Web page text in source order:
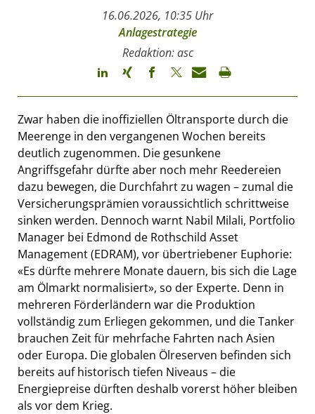
16.06.2026, 10:35 Uhr
Anlagestrategie
Redaktion: asc
Zwar haben die inoffiziellen Öltransporte durch die
Meerenge in den vergangenen Wochen bereits
deutlich zugenommen. Die gesunkene
Angriffsgefahr dürfte aber noch mehr Reedereien
dazu bewegen, die Durchfahrt zu wagen – zumal die
Versicherungsprämien voraussichtlich schrittweise
sinken werden. Dennoch warnt Nabil Milali, Portfolio
Manager bei Edmond de Rothschild Asset
Management (EDRAM), vor übertriebener Euphorie:
«Es dürfte mehrere Monate dauern, bis sich die Lage
am Ölmarkt normalisiert», so der Experte. Denn in
mehreren Förderländern war die Produktion
vollständig zum Erliegen gekommen, und die Tanker
brauchen Zeit für mehrfache Fahrten nach Asien
oder Europa. Die globalen Ölreserven befinden sich
bereits auf historisch tiefen Niveaus – die
Energiepreise dürften deshalb vorerst höher bleiben
als vor dem Krieg.